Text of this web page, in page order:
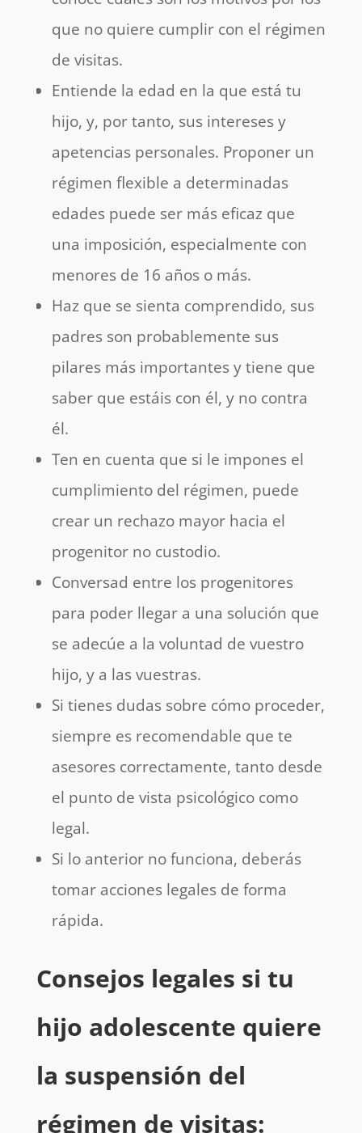
que no quiere cumplir con el régimen
de visitas.
Entiende la edad en la que está tu
hijo, y, por tanto, sus intereses y
apetencias personales. Proponer un
régimen flexible a determinadas
edades puede ser más eficaz que
una imposición, especialmente con
menores de 16 años o más.
Haz que se sienta comprendido, sus
padres son probablemente sus
pilares más importantes y tiene que
saber que estáis con él, y no contra
él.
Ten en cuenta que si le impones el
cumplimiento del régimen, puede
crear un rechazo mayor hacia el
progenitor no custodio.
Conversad entre los progenitores
para poder llegar a una solución que
se adecúe a la voluntad de vuestro
hijo, y a las vuestras.
Si tienes dudas sobre cómo proceder,
siempre es recomendable que te
asesores correctamente, tanto desde
el punto de vista psicológico como
legal.
Si lo anterior no funciona, deberás
tomar acciones legales de forma
rápida.
Consejos legales si tu
hijo adolescente quiere
la suspensión del
régimen de visitas: